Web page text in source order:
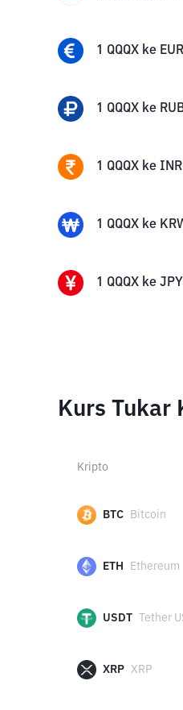
1 QQQX ke EUR
1 QQQX ke
1 QQQX ke INR
1 QQQX ke
1 QQQX ke JPY
Kurs Tukar
Kripto
BTC Bitcoin
ETH Ethereum
USDT Tether
XRP XRP